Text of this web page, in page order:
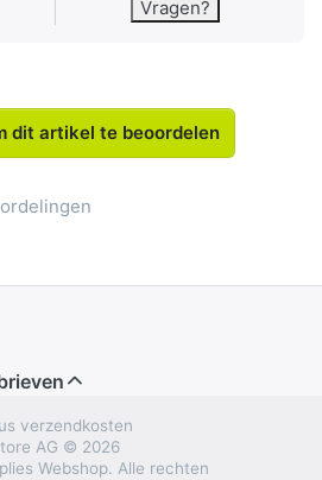
Vragen?
dit artikel te beoordelen
verzendkosten
AG © 2026
Webshop. Alle rechten